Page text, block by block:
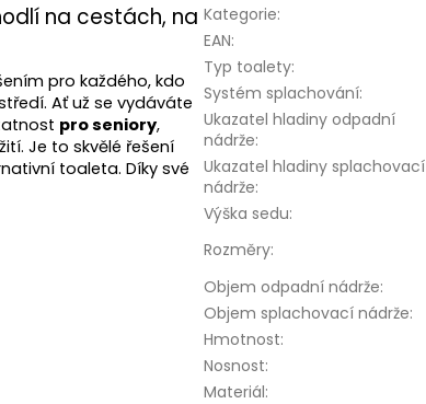
na cestách, na
pro každého, kdo
Ať už se vydáváte
pro seniory,
Je to skvělé řešení
toaleta. Díky své
Kategorie:
EAN:
Typ toalety:
Systém splachování:
Ukazatel hladiny odpadní
nádrže:
Ukazatel hladiny splachovací
nádrže:
Výška sedu:
Rozměry:
Objem odpadní nádrže:
Objem splachovací nádrže:
Hmotnost:
Nosnost:
Materiál: